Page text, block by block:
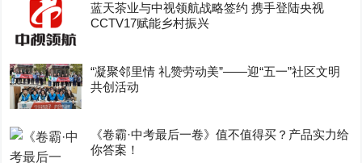
蓝天茶业与中视领航战略签约 携手登陆央视
CCTV17赋能乡村振兴
“凝聚邻里情 礼赞劳动美”——迎“五一”社区文明
共创活动
《卷霸·中考最后一卷》值不值得买？产品实力给
你答案！